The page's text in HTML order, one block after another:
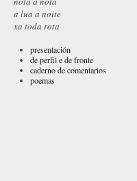
a lua a noite
xa toda rota
presentación
de perfil e de fronte
caderno de comentarios
poemas